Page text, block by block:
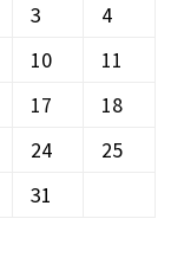
3
4
10
11
17
18
24
25
31